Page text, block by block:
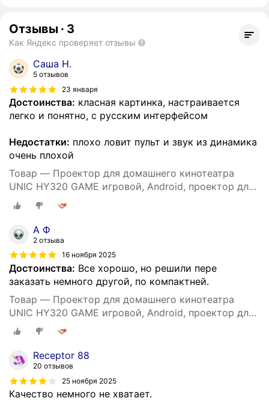
Отзывы · 3
Как Яндекс проверяет отзывы
Саша Н.
5 отзывов
23 января
Достоинства: класная картинка, настраивается
легко и понятно, с русским интерфейсом
Недостатки: плохо ловит пульт и звук из динамика
очень плохой
Товар — Проектор для домашнего кинотеатра
UNIC HY320 GAME игровой, Android, проектор для
фильмов и игр, видеопроектор, черный
А Ф
2 отзыва
16 ноября 2025
Достоинства: Все хорошо, но решили пере
заказать немного другой, по компактней.
Товар — Проектор для домашнего кинотеатра
UNIC HY320 GAME игровой, Android, проектор для
фильмов и игр, видеопроектор, черный
Receptor 88
20 отзывов
25 ноября 2025
Качество немного не хватает.